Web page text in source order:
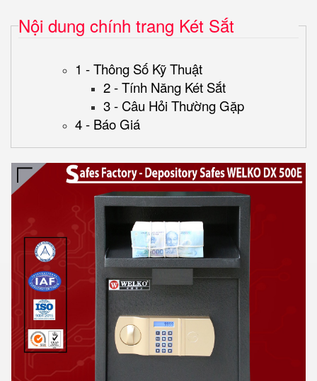
Nội dung chính trang Két Sắt
1 - Thông Số Kỹ Thuật
2 - Tính Năng Két Sắt
3 - Câu Hỏi Thường Gặp
4 - Báo Giá